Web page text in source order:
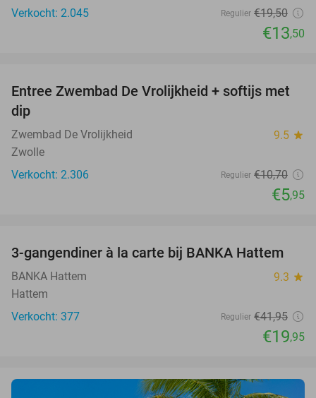
Verkocht: 2.045
Regulier €19,50
€13,50
44%
Entree Zwembad De Vrolijkheid + softijs met
dip
Zwembad De Vrolijkheid 9.5 star
Zwolle
Verkocht: 2.306
Regulier €10,70
€5,95
52%
3-gangendiner à la carte bij BANKA Hattem
BANKA Hattem 9.3 star
Hattem
Verkocht: 377
Regulier €41,95
€19,95